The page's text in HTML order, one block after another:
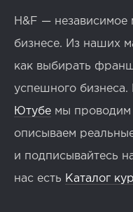
H&F —
бизнесе. Из наших
как выбирать
успешного бизнеса.
Ютубе мы проводим
описываем
и подписывайтесь
нас есть Каталог